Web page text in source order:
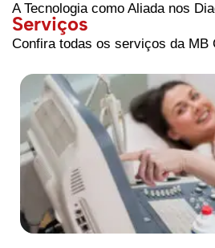
A Tecnologia como Aliada nos
Serviços
Confira todas os serviços da MB